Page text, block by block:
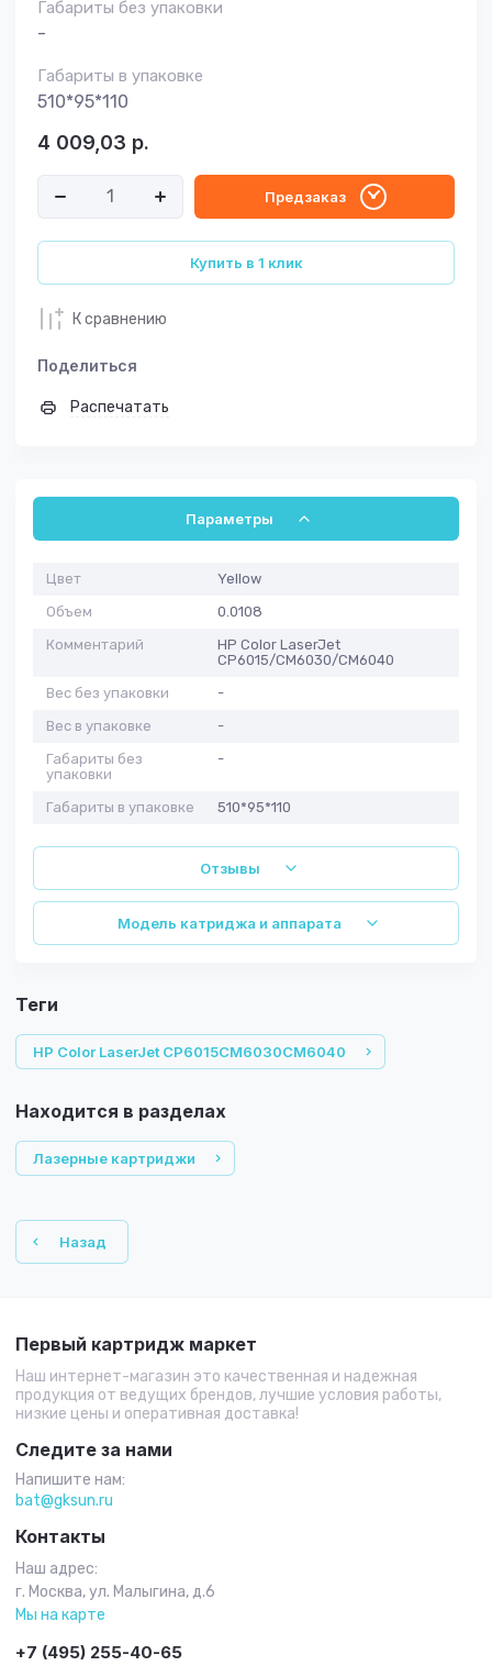
Габариты без упаковки
-
Габариты в упаковке
510*95*110
4 009,03 р.
Предзаказ
Купить в 1 клик
К сравнению
Поделиться
Распечатать
Параметры
Цвет
Yellow
Объем
0.0108
Комментарий
HP Color LaserJet
CP6015/CM6030/CM6040
Вес без упаковки
-
Вес в упаковке
-
Габариты без
упаковки
-
Габариты в упаковке 510*95*110
Отзывы
Модель катриджа и аппарата
теги
HP Color LaserJet CP6015CM6030CM6040
Находится в разделах
Лазерные картриджи
Назад
Первый картридж маркет
Наш интернет-магазин это качественная и надежная
продукция от ведущих брендов, лучшие условия работы,
низкие цены и оперативная доставка!
Следите за нами
Напишите нам:
bat@gksun.ru
Контакты
Наш адрес:
г. Москва, ул. Малыгина, д.6
Мы на карте
+7 (495) 255-40-65